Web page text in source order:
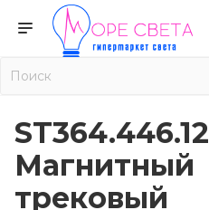
ST364.446.12
Магнитный
трековый